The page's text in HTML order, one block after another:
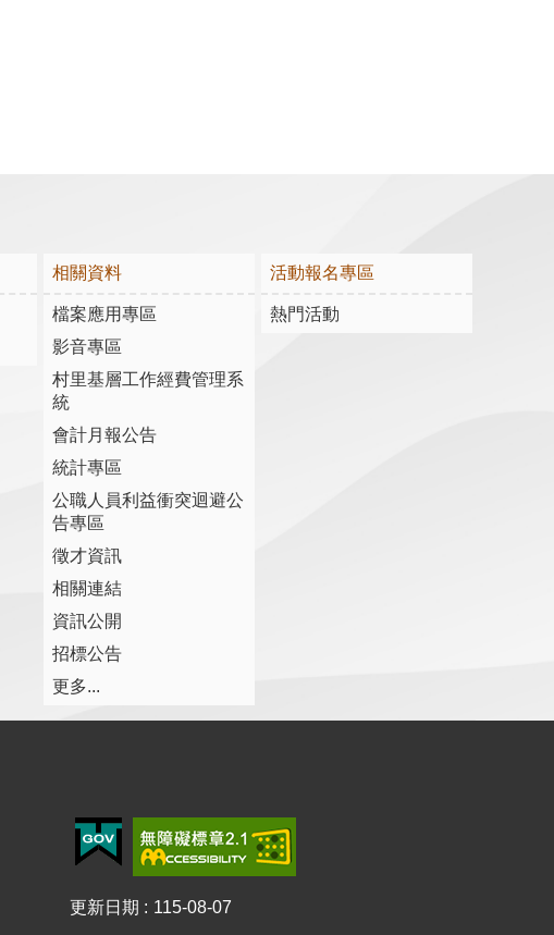
相關資料
檔案應用專區
影音專區
村里基層工作經費管理系
統
會計月報公告
統計專區
公職人員利益衝突迴避公
告專區
徵才資訊
相關連結
資訊公開
招標公告
更多...
活動報名專區
熱門活動
更新日期 115-08-07